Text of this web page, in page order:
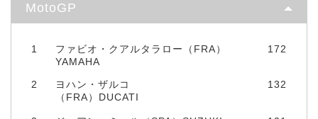
MotoGP
1
ファビオ・クアルタラロー（FRA）
YAMAHA
172
2
ヨハン・ザルコ
（FRA）DUCATI
132